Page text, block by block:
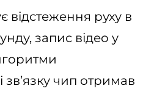
руху в
запис відео у
чип отримав